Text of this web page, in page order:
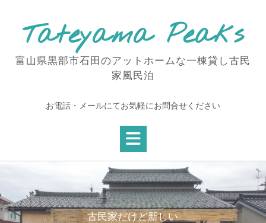
contentTateyama Peaks
富山県黒部市石田のアットホームな一棟貸し古民
家風民泊
お電話・メールにてお気軽にお問合せください
古民家だけど新しい